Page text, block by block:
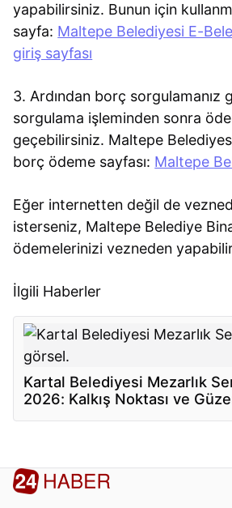
yapabilirsiniz. Bunun için
sayfa: Maltepe Belediyesi E-
giriş sayfası
3. Ardından borç sorgulamanız
sorgulama işleminden sonra
geçebilirsiniz. Maltepe
borç ödeme sayfası: Maltepe
Eğer internetten değil de
isterseniz, Maltepe Belediye
ödemelerinizi vezneden
İlgili Haberler
Kartal Belediyesi Mezarlık
2026: Kalkış Noktası ve